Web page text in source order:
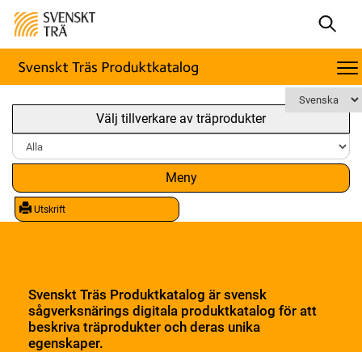
Välj tillverkare av träprodukter
Meny
Utskrift
Svenskt Träs Produktkatalog är svensk
sågverksnärings digitala produktkatalog för att
beskriva träprodukter och deras unika
egenskaper.